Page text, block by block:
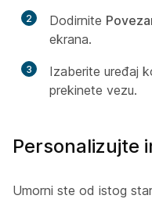
2 Dodirnite
ekrana.
3
Izaberite uređaj
prekinete vezu.
Personalizujte
Umorni ste od istog